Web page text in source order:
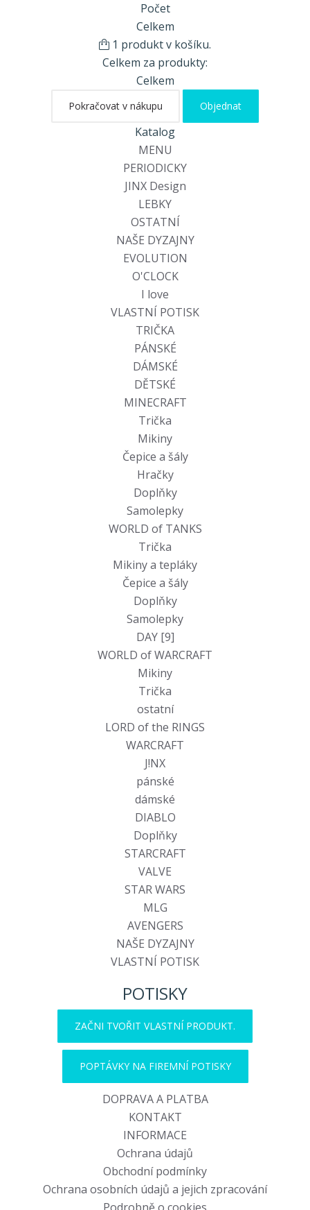
Počet
Celkem
1 produkt v košíku.
Celkem za produkty:
Celkem
Pokračovat v nákupu Objednat
Katalog
MENU
PERIODICKY
JINX Design
LEBKY
OSTATNÍ
NAŠE DYZAJNY
EVOLUTION
O'CLOCK
I love
VLASTNÍ POTISK
TRIČKA
PÁNSKÉ
DÁMSKÉ
DĚTSKÉ
MINECRAFT
Trička
Mikiny
Čepice a šály
Hračky
Doplňky
Samolepky
WORLD of TANKS
Trička
Mikiny a tepláky
Čepice a šály
Doplňky
Samolepky
DAY [9]
WORLD of WARCRAFT
Mikiny
Trička
ostatní
LORD of the RINGS
WARCRAFT
J!NX
pánské
dámské
DIABLO
Doplňky
STARCRAFT
VALVE
STAR WARS
MLG
AVENGERS
NAŠE DYZAJNY
VLASTNÍ POTISK
POTISKY
ZAČNI TVOŘIT VLASTNÍ PRODUKT.
POPTÁVKY NA FIREMNÍ POTISKY
DOPRAVA A PLATBA
KONTAKT
INFORMACE
Ochrana údajů
Obchodní podmínky
Ochrana osobních údajů a jejich zpracování